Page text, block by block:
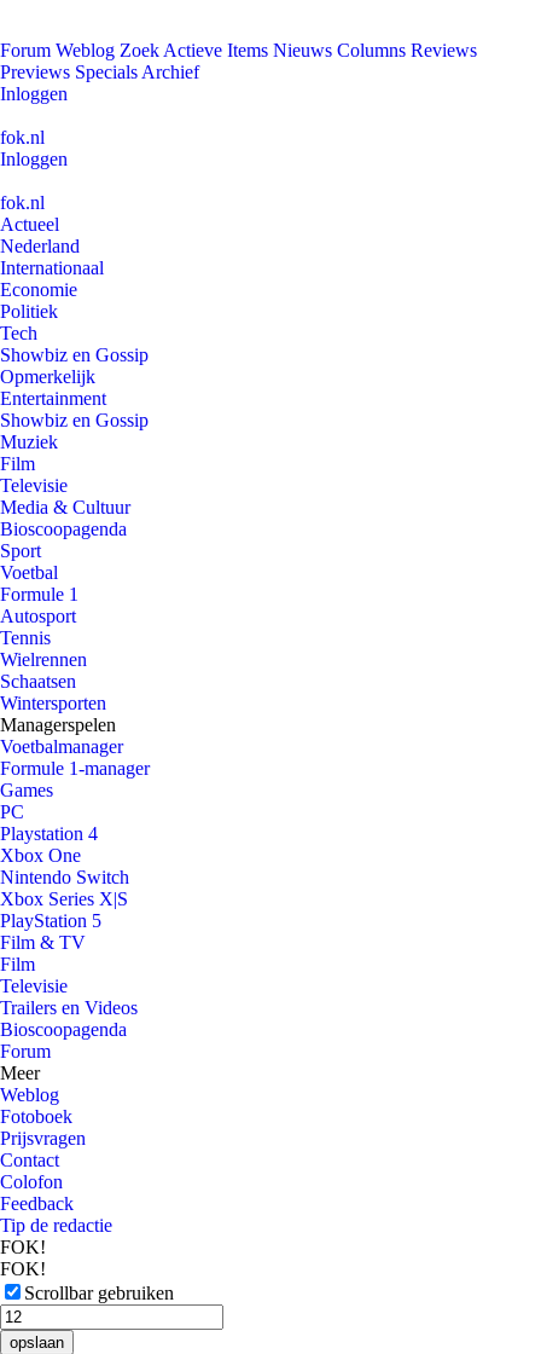
Forum Weblog Zoek Actieve Items Nieuws Columns Reviews
Previews Specials Archief
Inloggen
fok.nl
Inloggen
fok.nl
Actueel
Nederland
Internationaal
Economie
Politiek
Tech
Showbiz en Gossip
Opmerkelijk
Entertainment
Showbiz en Gossip
Muziek
Film
Televisie
Media & Cultuur
Bioscoopagenda
Sport
Voetbal
Formule 1
Autosport
Tennis
Wielrennen
Schaatsen
Wintersporten
Managerspelen
Voetbalmanager
Formule 1-manager
Games
PC
Playstation 4
Xbox One
Nintendo Switch
Xbox Series X|S
PlayStation 5
Film & TV
Film
Televisie
Trailers en Videos
Bioscoopagenda
Forum
Meer
Weblog
Fotoboek
Prijsvragen
Contact
Colofon
Feedback
Tip de redactie
FOK!
FOK!
Scrollbar gebruiken
opslaan